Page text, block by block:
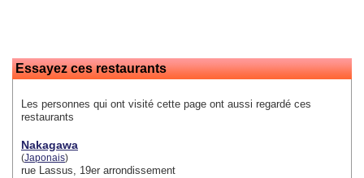
Essayez ces restaurants
Les personnes qui ont visité cette page ont aussi regardé ces
restaurants
Nakagawa
(Japonais)
rue Lassus, 19er arrondissement